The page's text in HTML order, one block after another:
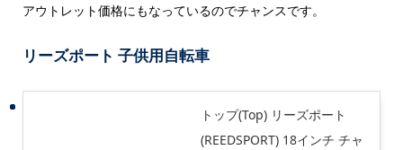
アウトレット価格にもなっているのでチャンスです。
リーズポート 子供用自転車
トップ(Top) リーズポート
(REEDSPORT) 18インチ チャ